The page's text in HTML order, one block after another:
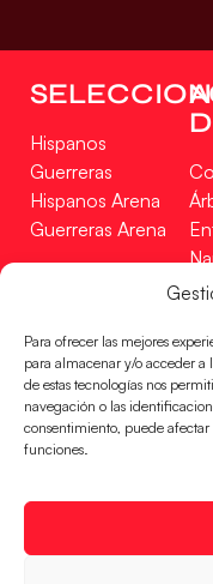
Para ofrecer las mejores
para almacenar y/o acceder
de estas tecnologías nos
navegación o las
consentimiento, puede
funciones.
Hispanos
Guerreras
Hispanos Arena
Guerreras Arena
Incidencias
CONTACTO
RFEBM © 2024.